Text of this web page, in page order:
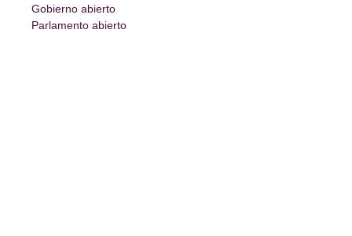
Gobierno abierto
Parlamento abierto